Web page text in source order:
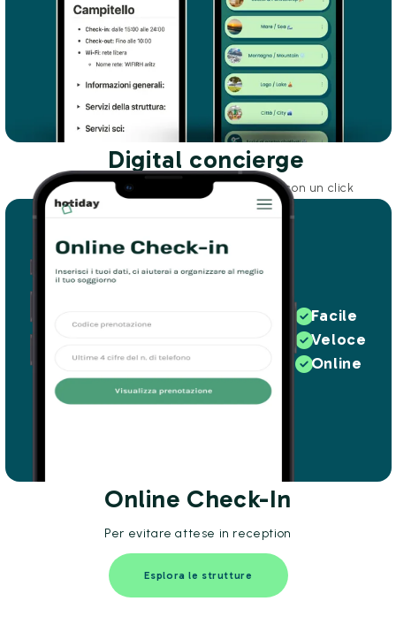
Digital concierge
Prenota esperienze e attività uniche con un click
Online Check-In
Per evitare attese in reception
Esplora le strutture
Facile
Veloce
Online